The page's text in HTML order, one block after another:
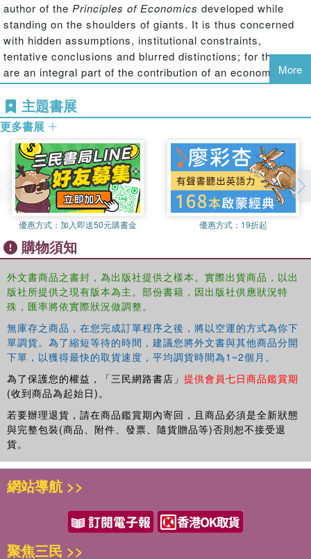
author of the Principles of Economics developed while
standing on the shoulders of giants. It is thus concerned
with hidden assumptions, institutional constraints,
tentative conclusions and blurred distinctions; for these
are an integral part of the contribution of an economist
who warned against spurious over-simplification of that
which is inherently complex.
The economics of Alfred Marshall appears easy when in
fact it is fraught with difficulties.The Economics of Alfred
Marshallseeks to explain Marshall's theories in detail and
to evaluate them in depth. The book attempts in that way
to help the reader to gain a deeper understanding of an
influential thinker whose insights, however difficult,
continue to shed a great deal of light on the nature and
workings of the economic system.
More
主題書展
更多書展
優惠方式： 加入即送50元購書金 優惠方式： 19折起
購物須知
外文書商品之書封，為出版社提供之樣本。實際出貨商品，以出
版社所提供之現有版本為主。部份書籍，因出版社供應狀況特
殊，匯率將依實際狀況做調整。
無庫存之商品，在您完成訂單程序之後，將以空運的方式為你下
單調貨。為了縮短等待的時間，建議您將外文書與其他商品分開
下單，以獲得最快的取貨速度，平均調貨時間為1~2個月。
為了保護您的權益，「三民網路書店」 提供會員七日商品鑑賞期
(收到商品為起始日)。
若要辦理退貨，請在商品鑑賞期內寄回，且商品必須是全新狀態
與完整包裝(商品、附件、發票、隨貨贈品等)否則恕不接受退
貨。
網站導航 >>
聚焦三民 >>